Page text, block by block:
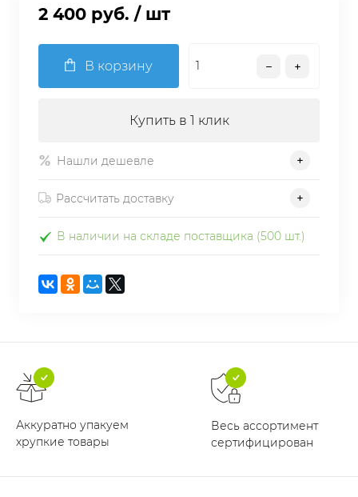
2 400 руб. / шт
В корзину
Купить в 1 клик
Нашли дешевле
Рассчитать доставку
В наличии на складе поставщика (500 шт.)
Аккуратно упакуем
хрупкие товары
Весь ассортимент
сертифицирован